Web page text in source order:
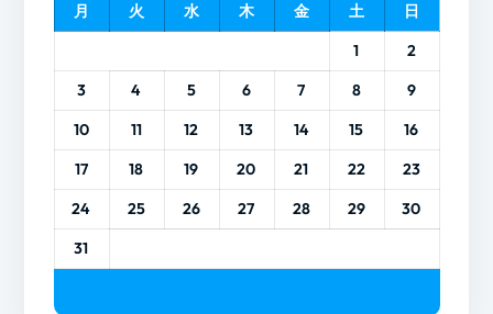
月 火 水 木 金 土
日
1
2
3
4 5 6 7 8
9
10
11 12 13 14 15
16
17
18 19 20 21 22
23
24
25 26 27 28 29
30
31